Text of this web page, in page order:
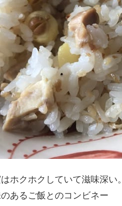
ホクホクしていて滋味深い。
あるご飯とのコンビネー